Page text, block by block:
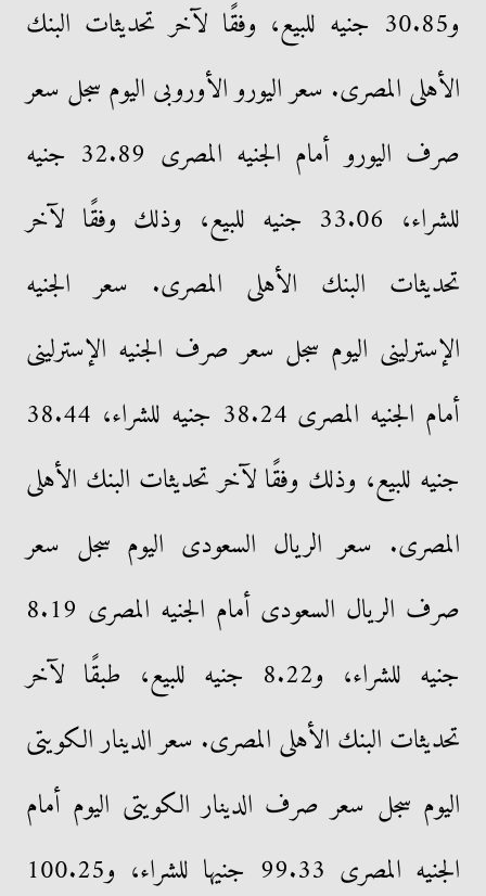
و30.85 جنيه للبيع، وفقًا لآخر تحديثات البنك
الأهلى المصرى. سعر اليورو الأوروبى اليوم سجل سعر
صرف اليورو أمام الجنيه المصرى 32.89 جنيه
للشراء، 33.06 جنيه للبيع، وذلك وفقًا لآخر
تحديثات البنك الأهلى المصرى. سعر الجنيه
الإسترلينى اليوم سجل سعر صرف الجنيه الإسترلينى
أمام الجنيه المصرى 38.24 جنيه للشراء، 38.44
جنيه للبيع، وذلك وفقًا لآخر تحديثات البنك الأهلى
المصرى. سعر الريال السعودى اليوم سجل سعر
صرف الريال السعودى أمام الجنيه المصرى 8.19
جنيه للشراء، و8.22 جنيه للبيع، طبقًا لآخر
تحديثات البنك الأهلى المصرى. سعر الدينار الكويتى
اليوم سجل سعر صرف الدينار الكويتى اليوم أمام
الجنيه المصرى 99.33 جنيها للشراء، و100.25